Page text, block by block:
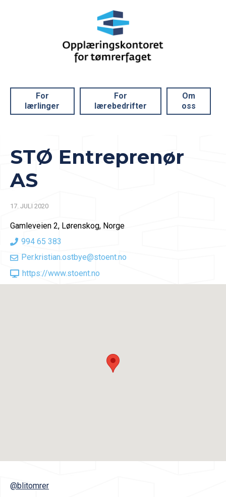
For
lærlinger
For
lærebedrifter
Om
oss
STØ Entreprenør
AS
17. JULI 2020
Gamleveien 2, Lørenskog, Norge
994 65 383
Per.kristian.ostbye@stoent.no
https://www.stoent.no
@blitomrer